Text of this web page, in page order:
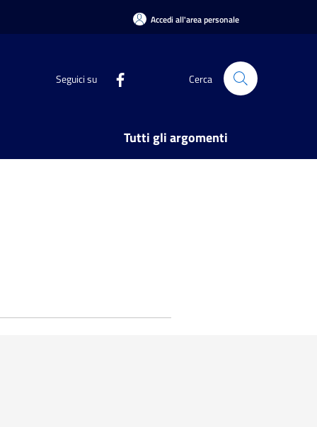
Accedi all'area personale
Seguici su Cerca
Tutti gli argomenti